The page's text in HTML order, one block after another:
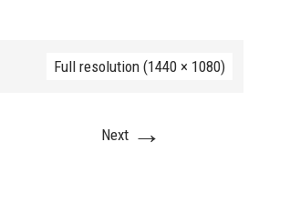
Full resolution (1440 × 1080)
Next →